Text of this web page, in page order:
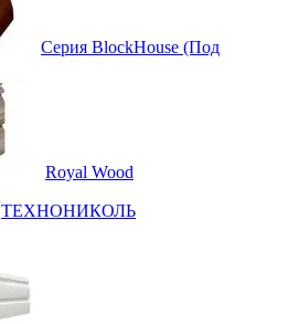
Серия BlockHouse (Под
Royal Wood
ТЕХНОНИКОЛЬ